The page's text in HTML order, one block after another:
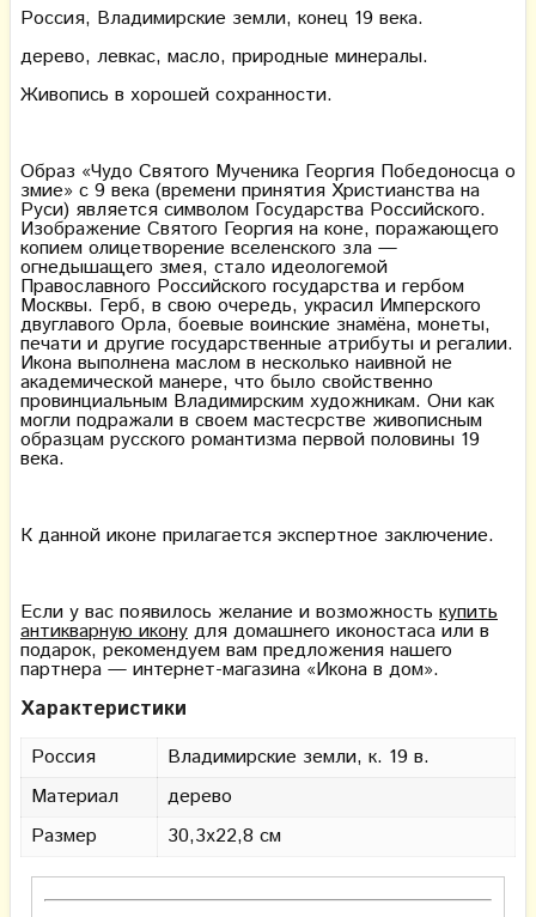
Россия, Владимирские земли, конец 19 века.
дерево, левкас, масло, природные минералы.
Живопись в хорошей сохранности.
Образ «Чудо Святого Мученика Георгия Победоносца о
змие» с 9 века (времени принятия Христианства на
Руси) является символом Государства Российского.
Изображение Святого Георгия на коне, поражающего
копием олицетворение вселенского зла —
огнедышащего змея, стало идеологемой
Православного Российского государства и гербом
Москвы. Герб, в свою очередь, украсил Имперского
двуглавого Орла, боевые воинские знамёна, монеты,
печати и другие государственные атрибуты и регалии.
Икона выполнена маслом в несколько наивной не
академической манере, что было свойственно
провинциальным Владимирским художникам. Они как
могли подражали в своем мастесрстве живописным
образцам русского романтизма первой половины 19
века.
К данной иконе прилагается экспертное заключение.
Если у вас появилось желание и возможность купить
антикварную икону для домашнего иконостаса или в
подарок, рекомендуем вам предложения нашего
партнера — интернет-магазина «Икона в дом».
Характеристики
Россия
Владимирские земли, к. 19 в.
Материал
дерево
Размер
30,3х22,8 см